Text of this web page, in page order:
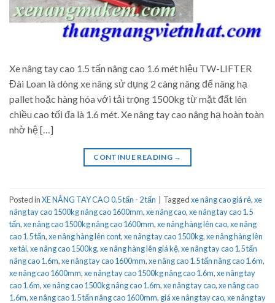
Xe nâng tay cao 1.5 tấn nâng cao 1.6 mét hiệu TW-LIFTER
Đài Loan là dòng xe nâng sử dụng 2 càng nâng để nâng hạ
pallet hoặc hàng hóa với tải trọng 1500kg từ mặt đất lên
chiều cao tối đa là 1.6 mét. Xe nâng tay cao nâng hạ hoàn toàn
nhờ hệ […]
CONTINUE READING →
Posted inXE NÂNG TAY CAO 0.5 tấn - 2 tấn Taggedxe nâng cao giá rẻ,xe
nâng tay cao 1500kg nâng cao 1600mm,xe nâng cao,xe nâng tay cao 1.5
tấn,xe nâng cao 1500kg nâng cao 1600mm,xe nâng hàng lên cao,xe nâng
cao 1.5 tấn,xe nâng hàng lên cont,xe nâng tay cao 1500kg,xe nâng hàng lên
xe tải,xe nâng cao 1500kg,xe nâng hàng lên giá kệ,xe nâng tay cao 1.5 tấn
nâng cao 1.6m,xe nâng tay cao 1600mm,xe nâng cao 1.5 tấn nâng cao 1.6m,
xe nâng cao 1600mm,xe nâng tay cao 1500kg nâng cao 1.6m,xe nâng tay
cao 1.6m,xe nâng cao 1500kg nâng cao 1.6m,xe nâng tay cao,xe nâng cao
1.6m,xe nâng cao 1.5 tấn nâng cao 1600mm, giá xe nâng tay cao,xe nâng tay